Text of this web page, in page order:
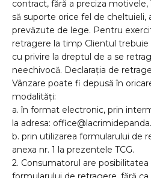
contract, fără a preciza
să suporte orice fel de cheltuieli,
prevăzute de lege. Pentru
retragere la timp Clientul
cu privire la dreptul de a se
neechivocă. Declarația de
Vânzare poate fi depusă în
modalități:
a. în format electronic, prin
la adresa:
b. prin utilizarea formularului de
anexa nr. 1 la prezentele TCG.
2. Consumatorul are